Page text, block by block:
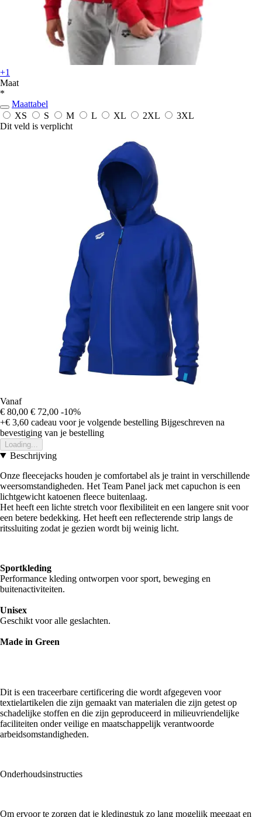
+1
Maat
*
Maattabel
XS
S M L XL 2XL
3XL
Dit veld is verplicht
Vanaf
€ 80,00 € 72,00 -10%
+€ 3,60 cadeau voor je volgende bestelling Bijgeschreven na
bevestiging van je bestelling
Loading...
Beschrijving
Onze fleecejacks houden je comfortabel als je traint in verschillende
weersomstandigheden. Het Team Panel jack met capuchon is een
lichtgewicht katoenen fleece buitenlaag.
Het heeft een lichte stretch voor flexibiliteit en een langere snit voor
een betere bedekking. Het heeft een reflecterende strip langs de
ritssluiting zodat je gezien wordt bij weinig licht.
Sportkleding
Performance kleding ontworpen voor sport, beweging en
buitenactiviteiten.
Unisex
Geschikt voor alle geslachten.
Made in Green
Dit is een traceerbare certificering die wordt afgegeven voor
textielartikelen die zijn gemaakt van materialen die zijn getest op
schadelijke stoffen en die zijn geproduceerd in milieuvriendelijke
faciliteiten onder veilige en maatschappelijk verantwoorde
arbeidsomstandigheden.
Onderhoudsinstructies
Om ervoor te zorgen dat je kledingstuk zo lang mogelijk meegaat en